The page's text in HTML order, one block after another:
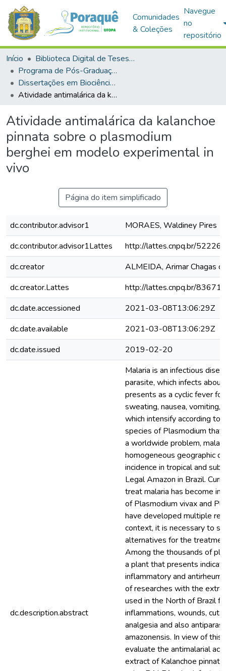
Comunidades
& Coleções
Navegue
no
repositório
Início
Biblioteca Digital de Teses e Dissertações (BDTD)
Programa de Pós-Graduação em Biociências (PPGBIO)
Dissertações em Biociências (Mestrado)
Atividade antimalárica da kalanchoe pinnata sobre o plasmodium berghei em modelo experimental in vivo
Atividade antimalárica da kalanchoe
pinnata sobre o plasmodium
berghei em modelo experimental in
vivo
Página do item simplificado
dc.contributor.advisor1
MORAES, Waldiney Pires
dc.contributor.advisor1Lattes
http://lattes.cnpq.br/
dc.creator
ALMEIDA, Arimar Chagas
dc.creator.Lattes
http://lattes.cnpq.br/
dc.date.accessioned
2021-03-08T13:06:29Z
dc.date.available
2021-03-08T13:06:29Z
dc.date.issued
2019-02-20
dc.description.abstract
Malaria is an infectious
parasite, which infects
presents as a cyclic fever
sweating, nausea, vomiting,
which intensify according to
species of Plasmodium that
a worldwide problem,
homogeneous geographic
incidence in tropical and
Legal Amazon in Brazil.
treat malaria has become
of Plasmodium vivax and
have developed multiple
context, it is necessary to
alternatives for the
Among the thousands of
a plant that presents
inflammatory and
of researches with the
used in the North of Brazil
inflammations, wounds,
analgesia and also
amazonensis. In view of
evaluate the antimalarial
extract of Kalanchoe